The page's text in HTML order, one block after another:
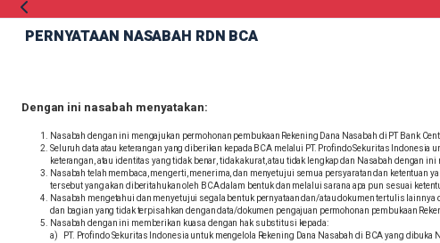
PERNYATAAN NASABAH RDN BCA
Dengan ini nasabah menyatakan:
Nasabah dengan ini mengajukan permohonan pembukaan Rekening Dana Nasabah di PT Bank
Seluruh data atau keterangan yang diberikan kepada BCA melalui PT. Profindo Sekuritas
keterangan, atau identitas yang tidak benar, tidak akurat, atau tidak lengkap dan Nasabah
Nasabah telah membaca, mengerti, menerima, dan menyetujui semua persyaratan dan ketentuan
tersebut yang akan diberitahukan oleh BCA dalam bentuk dan melalui sarana apa pun sesuai
Nasabah mengetahui dan menyetujui segala bentuk pernyataan dan/atau dokumen tertulis
dan bagian yang tidak terpisahkan dengan data/dokumen pengajuan permohonan pembukaan
Nasabah dengan ini memberikan kuasa dengan hak substitusi kepada:
PT. Profindo Sekuritas Indonesia untuk mengelola Rekening Dana Nasabah di BCA yang